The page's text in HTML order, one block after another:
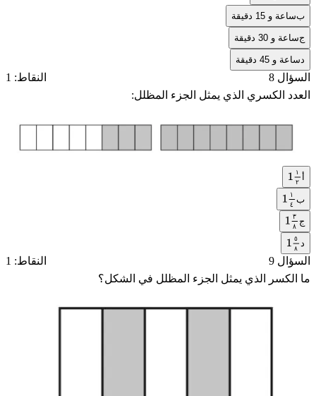
بساعة و 15 دقيقة
جساعة و 30 دقيقة
ساعة و 45 دقيقة
السؤال 8
النقاط: 1
العدد الكسري الذي يمثل الجزء المظلل:
١
٢ 1 ١
٢
ب ٤ 1١
٤ ج ٨ 1٣
٨
٨ 1٥
٨
السؤال 9
النقاط: 1
ما الكسر الذي يمثل الجزء المظلل في الشكل؟